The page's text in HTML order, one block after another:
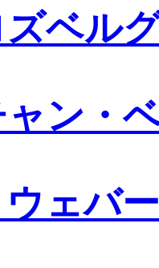
ベル
ン・
ェバー